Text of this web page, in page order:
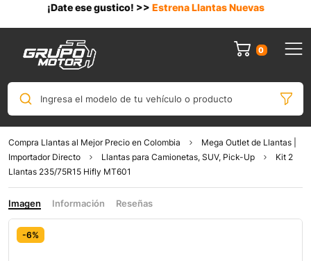
¡Date ese gustico! >> Estrena Llantas Nuevas
0
Ingresa el modelo de tu vehículo o producto
Compra Llantas al Mejor Precio en Colombia
Mega Outlet de Llantas |
Importador Directo
Llantas para Camionetas, SUV, Pick-Up
Kit 2
Llantas 235/75R15 Hifly MT601
Imagen Información Reseñas
-6%